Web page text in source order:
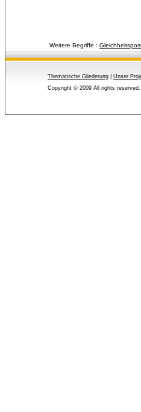
Weitere Begriffe :
Thematische Gliederung Unser
Copyright © 2009 All rights reserved.